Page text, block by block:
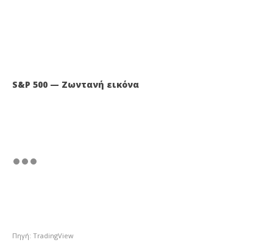
S&P 500 — Ζωντανή εικόνα
Πηγή: TradingView